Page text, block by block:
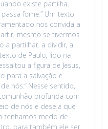
existe partilha,
fome.” Um texto
nos convida a
mesmo se tivermos
a partilhar, a dividir, a
de Paulo, lido na
a figura de Jesus,
para a salvação e
nós.” Nesse sentido,
profunda com
de nós e deseja que
tenhamos medo de
para também ele ser